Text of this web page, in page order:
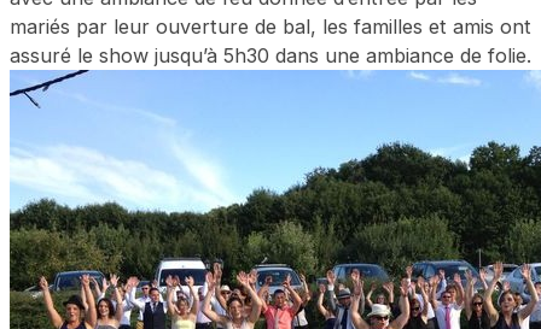
mariés par leur ouverture de bal, les familles et amis ont
assuré le show jusqu’à 5h30 dans une ambiance de folie.